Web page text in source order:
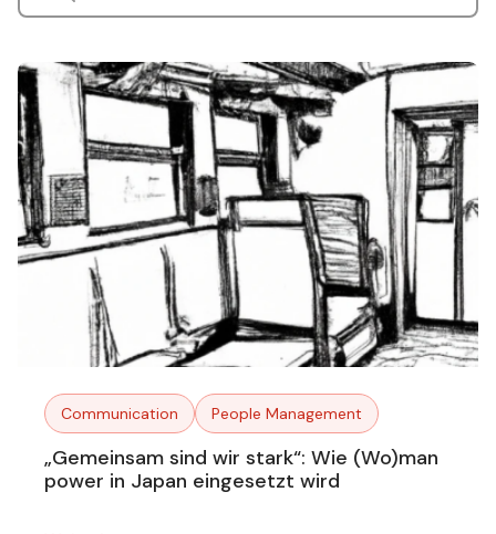
Communication People Management
„Gemeinsam sind wir stark“: Wie (Wo)man
power in Japan eingesetzt wird